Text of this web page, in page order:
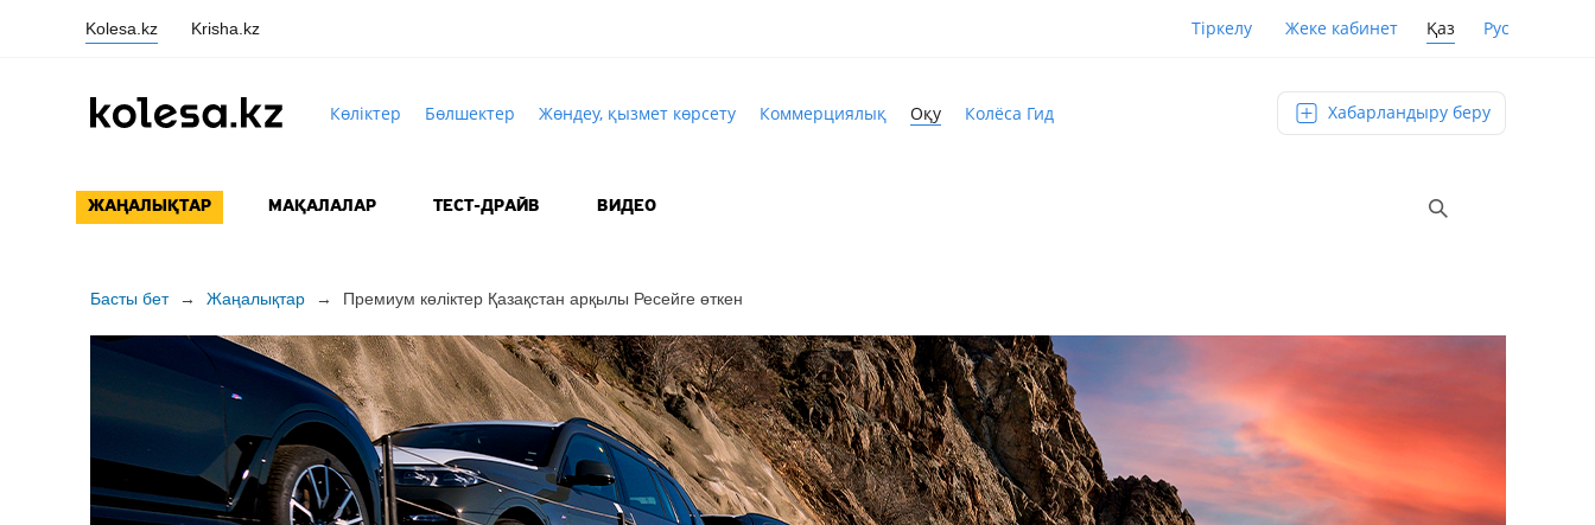
Kolesa.kz Krisha.kz Тіркелу Жеке кабинет Қаз Рус
Көліктер Бөлшектер Жөндеу, қызмет көрсету Коммерциялық Оқу Колёса Гид Хабарландыру беру
ЖАҢАЛЫҚТАР МАҚАЛАЛАР ТЕСТ-ДРАЙВ ВИДЕО
Басты бет → Жаңалықтар → Премиум көліктер Қазақстан арқылы Ресейге өткен